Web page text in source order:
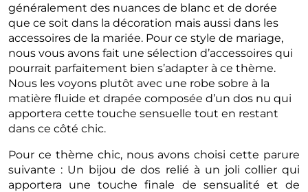
généralement des nuances de blanc et de dorée
que ce soit dans la décoration mais aussi dans les
accessoires de la mariée. Pour ce style de mariage,
nous vous avons fait une sélection d’accessoires qui
pourrait parfaitement bien s’adapter à ce thème.
Nous les voyons plutôt avec une robe sobre à la
matière fluide et drapée composée d’un dos nu qui
apportera cette touche sensuelle tout en restant
dans ce côté chic.
Pour ce thème chic, nous avons choisi cette parure
suivante : Un bijou de dos relié à un joli collier qui
apportera une touche finale de sensualité et de